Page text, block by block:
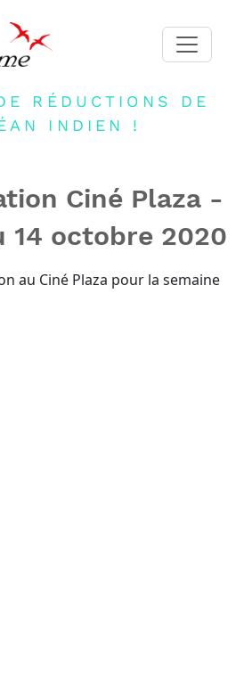
RÉDUCTIONS DE
INDIEN !
Ciné Plaza -
14 octobre 2020
au Ciné Plaza pour la semaine